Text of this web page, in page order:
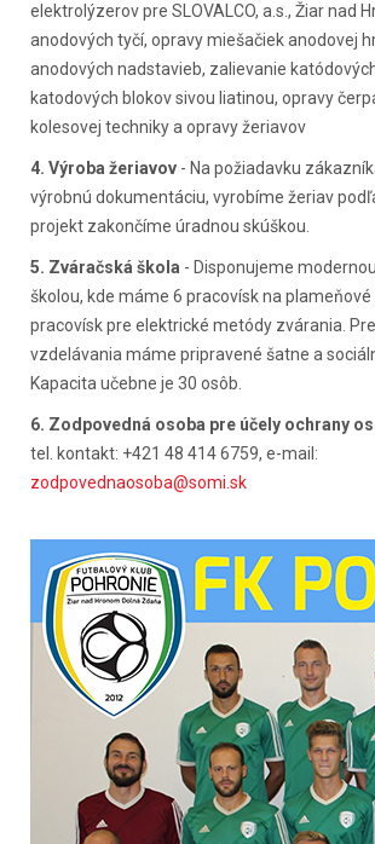
elektrolýzerov pre SLOVALCO, a.s., Žiar nad
anodových tyčí, opravy miešačiek anodovej
anodových nadstavieb, zalievanie
katodových blokov sivou liatinou, opravy
kolesovej techniky a opravy žeriavov
4. Výroba žeriavov - Na požiadavku
výrobnú dokumentáciu, vyrobíme žeriav
projekt zakončíme úradnou skúškou.
5. Zváračská škola - Disponujeme
školou, kde máme 6 pracovísk na
pracovísk pre elektrické metódy zvárania.
vzdelávania máme pripravené šatne a
Kapacita učebne je 30 osôb.
6. Zodpovedná osoba pre účely ochrany
tel. kontakt: +421 48 414 6759, e-mail:
zodpovednaosoba@somi.sk